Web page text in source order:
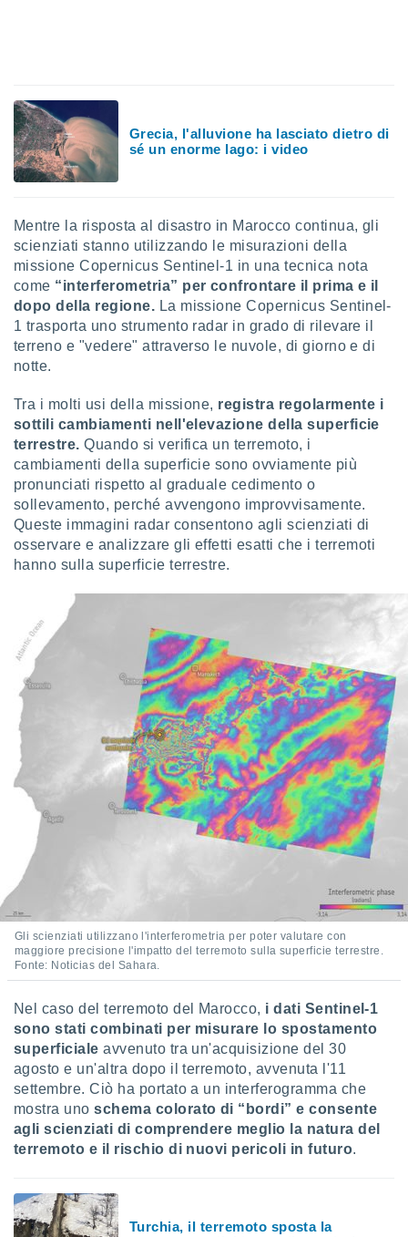
degli
o la
di
per la
dei
la
del
delle
dei
e degli
nostri
Grecia, l'alluvione ha lasciato dietro di
sé un enorme lago: i video
Mentre la risposta al disastro in Marocco continua, gli
scienziati stanno utilizzando le misurazioni della
missione Copernicus Sentinel-1 in una tecnica nota
come “interferometria” per confrontare il prima e il
dopo della regione. La missione Copernicus Sentinel-
1 trasporta uno strumento radar in grado di rilevare il
terreno e "vedere" attraverso le nuvole, di giorno e di
notte.
Tra i molti usi della missione, registra regolarmente i
sottili cambiamenti nell'elevazione della superficie
terrestre. Quando si verifica un terremoto, i
cambiamenti della superficie sono ovviamente più
pronunciati rispetto al graduale cedimento o
sollevamento, perché avvengono improvvisamente.
Queste immagini radar consentono agli scienziati di
osservare e analizzare gli effetti esatti che i terremoti
hanno sulla superficie terrestre.
Gli scienziati utilizzano l'interferometria per poter valutare con
maggiore precisione l'impatto del terremoto sulla superficie terrestre.
Fonte: Noticias del Sahara.
Nel caso del terremoto del Marocco, i dati Sentinel-1
sono stati combinati per misurare lo spostamento
superficiale avvenuto tra un'acquisizione del 30
agosto e un'altra dopo il terremoto, avvenuta l'11
settembre. Ciò ha portato a un interferogramma che
mostra unoschema colorato di “bordi” e consente
agli scienziati di comprendere meglio la natura del
terremoto e il rischio di nuovi pericoli in futuro.
Turchia, il terremoto sposta la